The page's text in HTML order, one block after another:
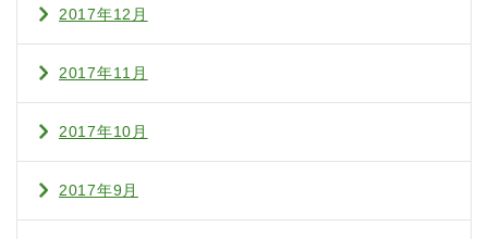
2017年12月
2017年11月
2017年10月
2017年9月